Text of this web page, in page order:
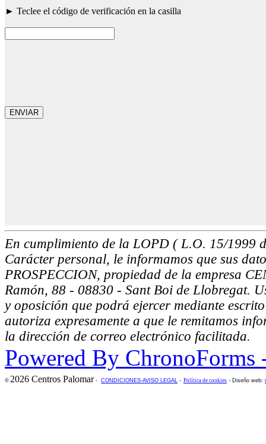
► Teclee el código de verificación en la casilla
En cumplimiento de la LOPD ( L.O. 15/1999
Carácter personal, le informamos que sus
PROSPECCION, propiedad de la empresa
Ramón, 88 - 08830 - Sant Boi de Llobregat.
y oposición que podrá ejercer mediante
autoriza expresamente a que le remitamos
la dirección de correo electrónico facilitada.
Powered By ChronoForms
© 2026 Centros Palomar- CONDICIONES-AVISO LEGAL - Política de cookies - Diseño web: